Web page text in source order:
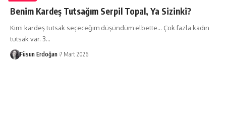
Benim Kardeş Tutsağım Serpil Topal, Ya Sizinki?
Kimi kardeş tutsak seçeceğim düşündüm elbette… Çok fazla kadın
tutsak var. 3…
Füsun Erdoğan 7 Mart 2026